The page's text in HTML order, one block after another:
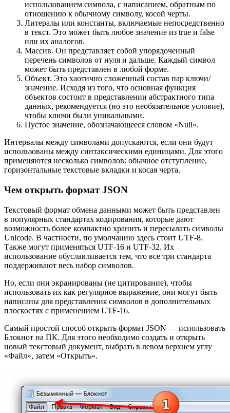
использованием символа, с написанием, обратным по
отношению к обычному символу, косой черты.
Литералы или константы, включаемые непосредственно
в текст. Это может быть любое значение из true и false
или их аналогов.
Массив. Он представляет собой упорядоченный
перечень символов от нуля и дальше. Каждый символ
может быть представлен в любой форме.
Объект. Это хаотично сложенный состав пар ключи/
значение. Исходя из того, что основная функция
объектов состоит в представлении абстрактного типа
данных, рекомендуется (но это необязательное условие),
чтобы ключи были уникальными.
Пустое значение, обозначающееся словом «Null».
Интервалы между символами допускаются, если они будут
использованы между синтаксическими единицами. Для этого
применяются несколько символов: обычное отступление,
горизонтальные текстовые вкладки и косая черта.
Чем открыть формат JSON
Текстовый формат обмена данными может быть представлен
в популярных стандартах кодирования, которые дают
возможность более компактно хранить и пересылать символы
Unicode. В частности, по умолчанию здесь стоит UTF-8.
Также могут применяться UTF-16 и UTF-32. Их
использование обуславливается тем, что все три стандарта
поддерживают весь набор символов.
Но, если они экранированы (не цитирование), чтобы
использовать их как регулярное выражение, они могут быть
написаны для представления символов в дополнительных
плоскостях с применением UTF-16.
Самый простой способ открыть формат JSON — использовать
Блокнот на ПК. Для этого необходимо создать и открыть
новый текстовый документ, выбрать в левом верхнем углу
«Файл», затем «Открыть».